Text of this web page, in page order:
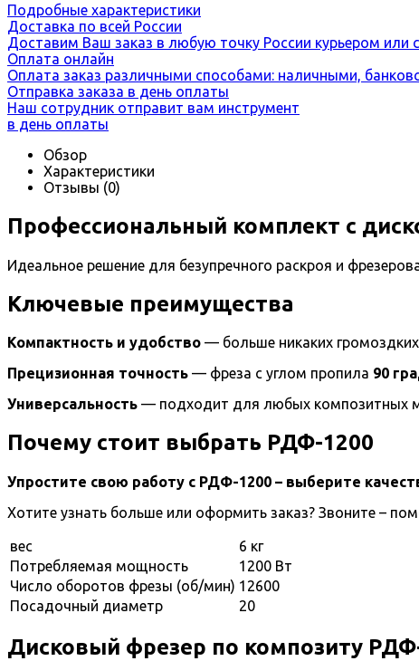
Подробные характеристики
Доставка по всей России
Доставим Ваш заказ в любую точку России курьером
Оплата онлайн
Оплата заказ различными способами: наличными,
Отправка заказа в день оплаты
Наш сотрудник отправит вам инструмент
в день оплаты
Обзор
Характеристики
Отзывы (0)
Профессиональный комплект с
Идеальное решение для безупречного раскроя и
Ключевые преимущества
Компактность и удобство — больше никаких
Прецизионная точность — фреза с углом пропила 90
Универсальность — подходит для любых композитных
Почему стоит выбрать РДФ-1200
Упростите свою работу с РДФ-1200 – выберите
Хотите узнать больше или оформить заказ? Звоните –
вес
6 кг
Потребляемая мощность
1200 Вт
Число оборотов фрезы (об/мин) 12600
Посадочный диаметр
20
Дисковый фрезер по композиту